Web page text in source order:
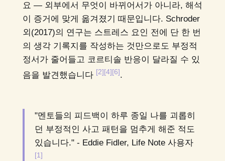
요 — 외부에서 무엇이 바뀌어서가 아니라, 해석
이 증거에 맞게 옮겨졌기 때문입니다. Schroder
외(2017)의 연구는 스트레스 요인 전에 단 한 번
의 생각 기록지를 작성하는 것만으로도 부정적
정서가 줄어들고 코르티솔 반응이 달라질 수 있
음을 발견했습니다 [2][4][6].
"멘토들의 피드백이 하루 종일 나를 괴롭히
던 부정적인 사고 패턴을 멈추게 해준 적도
있습니다." - Eddie Fidler, Life Note 사용자
[1]